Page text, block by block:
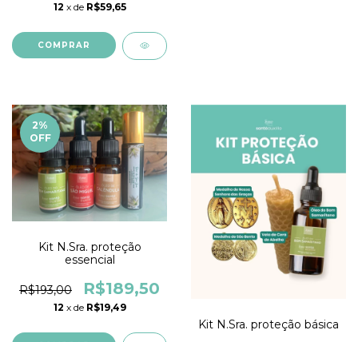
12 x de R$59,65
2%
OFF
Kit N.Sra. proteção
essencial
R$193,00 R$189,50
12 x de R$19,49
Kit N.Sra. proteção básica